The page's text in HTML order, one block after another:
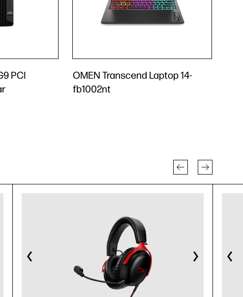
PCI
OMEN Transcend Laptop 14-
fb1002nt